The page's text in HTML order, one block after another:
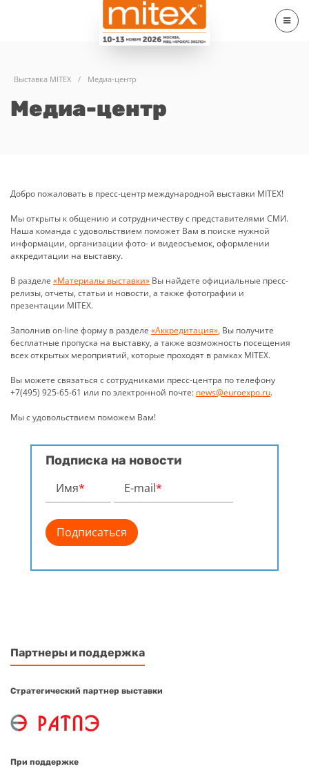
Выставка MITEX / Медиа-центр
Медиа-центр
Добро пожаловать в пресс-центр международной выставки MITEX!
Мы открыты к общению и сотрудничеству с представителями СМИ.
Наша команда с удовольствием поможет Вам в поиске нужной
информации, организации фото- и видеосъемок, оформлении
аккредитации на выставку.
В разделе «Материалы выставки» Вы найдете официальные пресс-
релизы, отчеты, статьи и новости, а также фотографии и
презентации MITEX.
Заполнив on-line форму в разделе «Аккредитация», Вы получите
бесплатные пропуска на выставку, а также возможность посещения
всех открытых мероприятий, которые проходят в рамках MITEX.
Вы можете связаться с сотрудниками пресс-центра по телефону
+7(495) 925-65-61 или по электронной почте: news@euroexpo.ru.
Мы с удовольствием поможем Вам!
Подписка на новости
Имя* E-mail*
Партнеры и поддержка
Стратегический партнер выставки
При поддержке